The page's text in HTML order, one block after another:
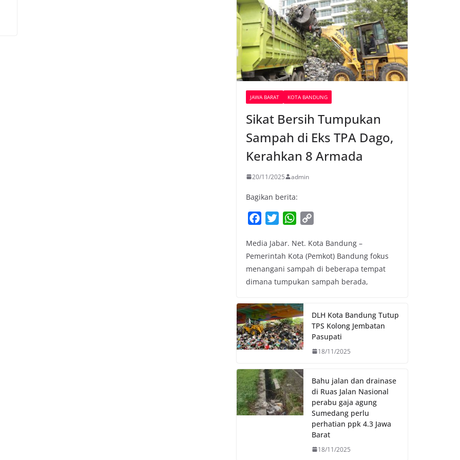
JAWA BARAT KOTA BANDUNG
Sikat Bersih Tumpukan
Sampah di Eks TPA Dago,
Kerahkan 8 Armada
20/11/2025 admin
Bagikan berita:
c
e
b
o
k
i
t
t
e
W
a
t
s
A
p
p
y
L
i
k
Media Jabar. Net. Kota Bandung –
Pemerintah Kota (Pemkot) Bandung fokus
menangani sampah di beberapa tempat
dimana tumpukan sampah berada,
DLH Kota Bandung Tutup
TPS Kolong Jembatan
Pasupati
18/11/2025
Bahu jalan dan drainase
di Ruas Jalan Nasional
perabu gaja agung
Sumedang perlu
perhatian ppk 4.3 Jawa
Barat
18/11/2025